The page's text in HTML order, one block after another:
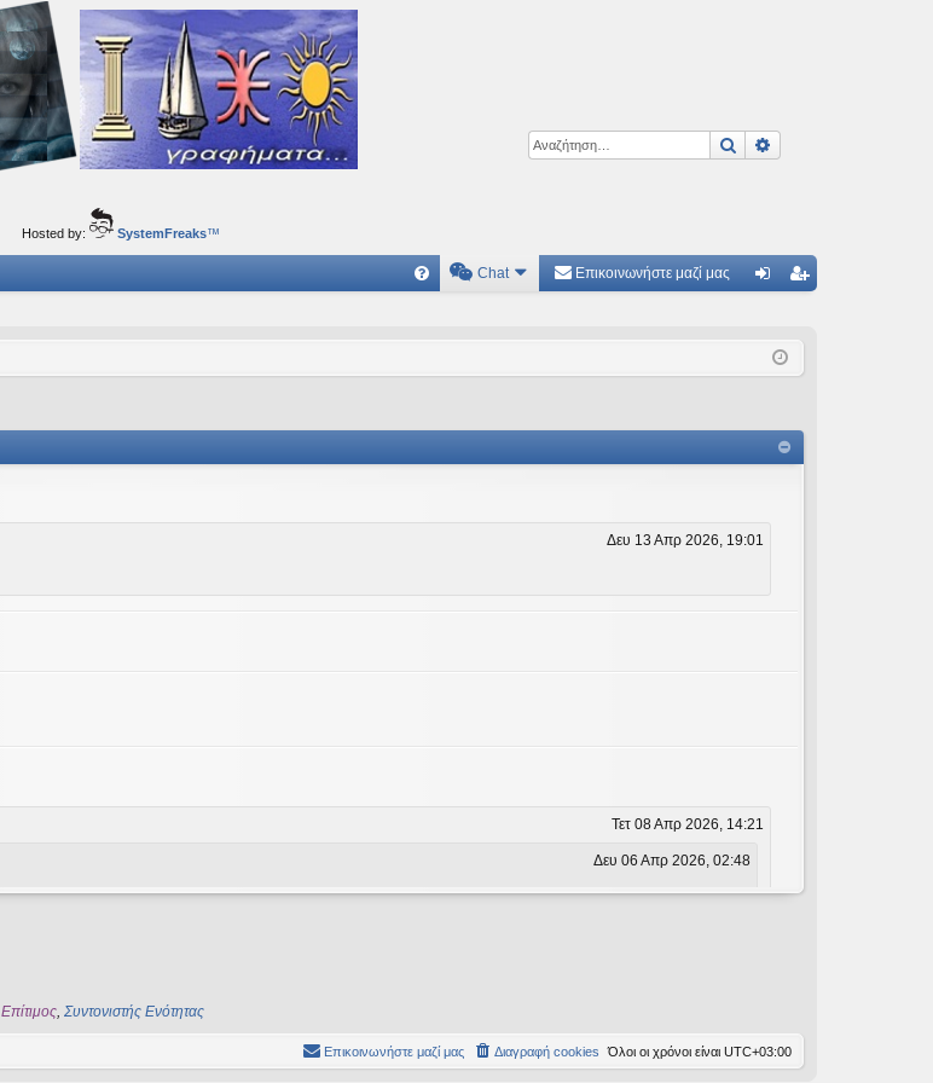
Αναζήτηση
Hosted by: SystemFreaks™
Γ
εις
Chat Επικοινωνήστε μαζί μας
ρα
Δευ 13 Απρ 2026, 19:01
Τετ 08 Απρ 2026, 14:21
Δευ 06 Απρ 2026, 02:48
Επίτιμος, Συντονιστής Ενότητας
Όλοι οι χρόνοι είναι UTC+03:00
Διαγραφή cookies
Επικοινωνήστε μαζί μας